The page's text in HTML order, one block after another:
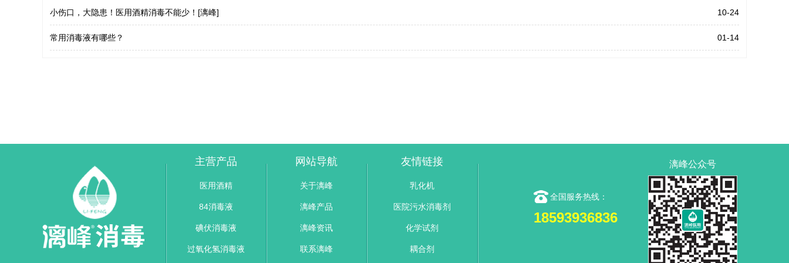
10-24
小伤口，大隐患！医用酒精消毒不能少！[漓峰]
01-14
常用消毒液有哪些？
主营产品
医用酒精
84消毒液
碘伏消毒液
过氧化氢消毒液
网站导航
关于漓峰
漓峰产品
漓峰资讯
联系漓峰
友情链接
乳化机
医院污水消毒剂
化学试剂
耦合剂
漓峰公众号
全国服务热线：
18593936836